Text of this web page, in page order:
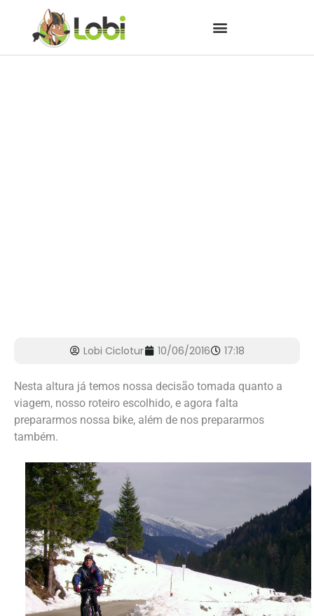
Lobi Ciclotur 10/06/2016 17:18
Nesta altura já temos nossa decisão tomada quanto a
viagem, nosso roteiro escolhido, e agora falta
prepararmos nossa bike, além de nos prepararmos
também.